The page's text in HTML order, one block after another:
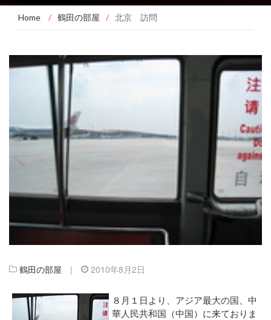
Home / 鶴田の部屋 / 北京 訪問
鶴田の部屋 | 2010年8月2日
８月１日より、アジア最大の国、中
華人民共和国（中国）に来ておりま